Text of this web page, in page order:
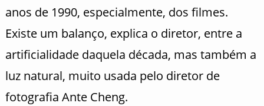
anos de 1990, especialmente, dos filmes.
Existe um balanço, explica o diretor, entre a
artificialidade daquela década, mas também a
luz natural, muito usada pelo diretor de
fotografia Ante Cheng.